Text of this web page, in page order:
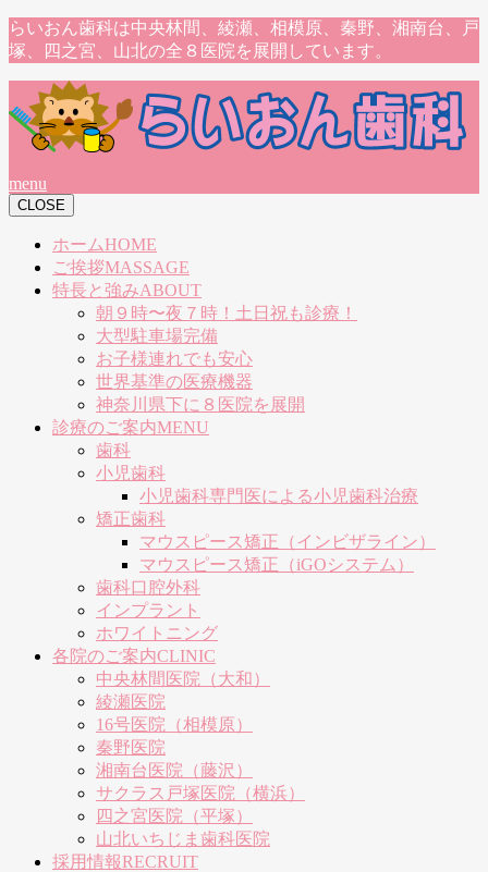
らいおん歯科は中央林間、綾瀬、相模原、秦野、湘南台、戸
塚、四之宮、山北の全８医院を展開しています。
menu
CLOSE
ホームHOME
ご挨拶MASSAGE
特長と強みABOUT
朝９時〜夜７時！土日祝も診療！
大型駐車場完備
お子様連れでも安心
世界基準の医療機器
神奈川県下に８医院を展開
診療のご案内MENU
歯科
小児歯科
小児歯科専門医による小児歯科治療
矯正歯科
マウスピース矯正（インビザライン）
マウスピース矯正（iGOシステム）
歯科口腔外科
インプラント
ホワイトニング
各院のご案内CLINIC
中央林間医院（大和）
綾瀬医院
16号医院（相模原）
秦野医院
湘南台医院（藤沢）
サクラス戸塚医院（横浜）
四之宮医院（平塚）
山北いちじま歯科医院
採用情報RECRUIT